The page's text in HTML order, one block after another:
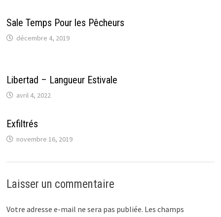
Sale Temps Pour les Pêcheurs
décembre 4, 2019
Libertad – Langueur Estivale
avril 4, 2022
Exfiltrés
novembre 16, 2019
Laisser un commentaire
Votre adresse e-mail ne sera pas publiée. Les champs